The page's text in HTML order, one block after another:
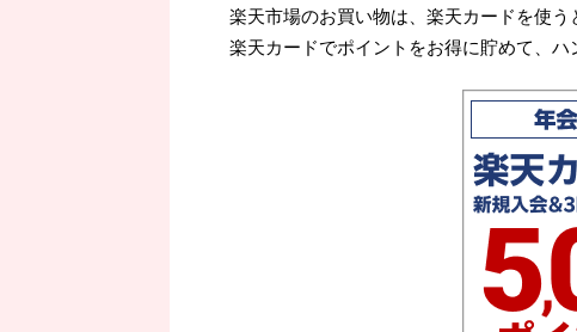
楽天市場のお買い物は、楽天カードを使う
楽天カードでポイントをお得に貯めて、ハ